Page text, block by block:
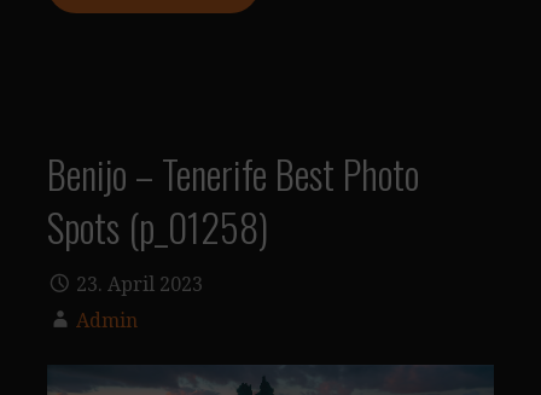
Benijo – Tenerife Best Photo
Spots (p_01258)
23. April 2023
Admin